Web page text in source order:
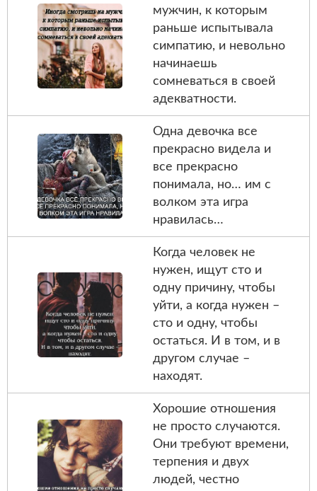
мужчин, к которым
раньше испытывала
симпатию, и невольно
начинаешь
сомневаться в своей
адекватности.
Одна девочка все
прекрасно видела и
все прекрасно
понимала, но… им с
волком эта игра
нравилась…
Когда человек не
нужен, ищут сто и
одну причину, чтобы
уйти, а когда нужен –
сто и одну, чтобы
остаться. И в том, и в
другом случае –
находят.
Хорошие отношения
не просто случаются.
Они требуют времени,
терпения и двух
людей, честно